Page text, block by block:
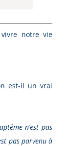
notre vie
est-il un vrai
n’est pas
pas parvenu à